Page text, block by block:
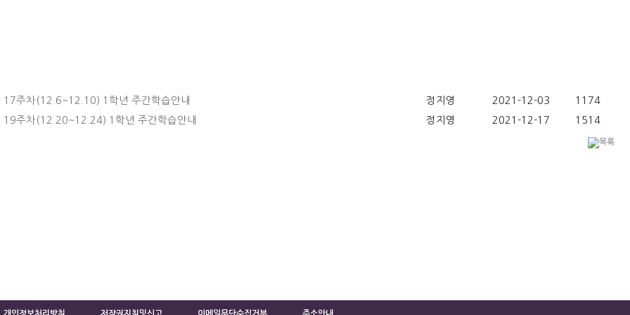
17주차(12.6~12.10) 1학년 주간학습안내 정지영 2021-12-03
1174
19주차(12.20~12.24) 1학년 주간학습안내 정지영 2021-12-17 1514